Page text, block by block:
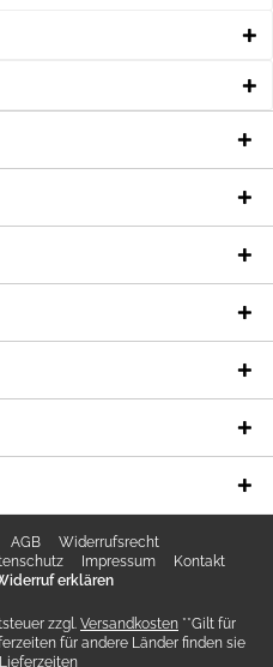
AGB
Widerrufsrecht
Impressum
Kontakt
erklären
zzgl. Versandkosten **Gilt für
für andere Länder finden sie
Lieferzeiten